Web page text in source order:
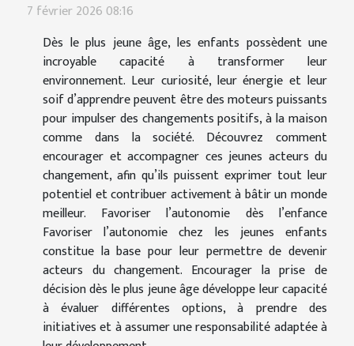
7 février 2026 08:16
Dès le plus jeune âge, les enfants possèdent une
incroyable capacité à transformer leur
environnement. Leur curiosité, leur énergie et leur
soif d’apprendre peuvent être des moteurs puissants
pour impulser des changements positifs, à la maison
comme dans la société. Découvrez comment
encourager et accompagner ces jeunes acteurs du
changement, afin qu’ils puissent exprimer tout leur
potentiel et contribuer activement à bâtir un monde
meilleur. Favoriser l’autonomie dès l’enfance
Favoriser l’autonomie chez les jeunes enfants
constitue la base pour leur permettre de devenir
acteurs du changement. Encourager la prise de
décision dès le plus jeune âge développe leur capacité
à évaluer différentes options, à prendre des
initiatives et à assumer une responsabilité adaptée à